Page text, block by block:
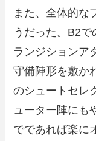
また、全体的な
うだった。B2で
ランジションア
守備陣形を敷か
のシュートセレ
ューター陣にも
でであれば楽に